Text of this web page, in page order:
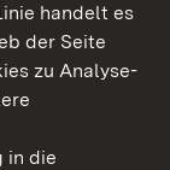
handelt es
der Seite
zu Analyse-
in die